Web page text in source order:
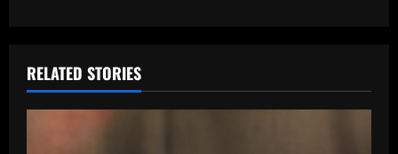
a
RELATED STORIES